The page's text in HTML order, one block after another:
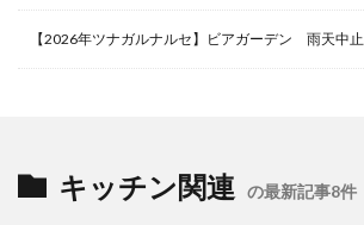
【2026年ツナガルナルセ】ビアガーデン 雨天中止
キッチン関連 の最新記事8件